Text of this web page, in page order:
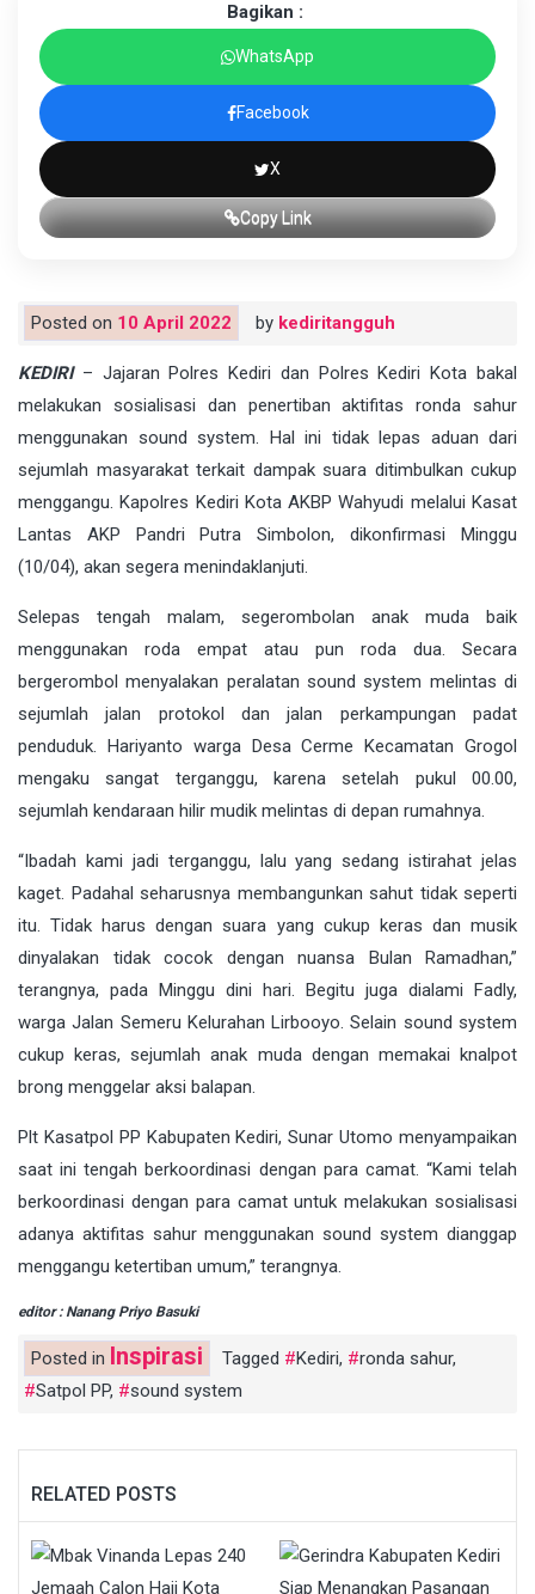
Bagikan :
WhatsApp
Facebook
X
Copy Link
Posted on 10 April 2022 by kediritangguh
KEDIRI– Jajaran Polres Kediri dan Polres Kediri Kota bakal
melakukan sosialisasi dan penertiban aktifitas ronda sahur
menggunakan sound system. Hal ini tidak lepas aduan dari
sejumlah masyarakat terkait dampak suara ditimbulkan cukup
menggangu. Kapolres Kediri Kota AKBP Wahyudi melalui Kasat
Lantas AKP Pandri Putra Simbolon, dikonfirmasi Minggu
(10/04), akan segera menindaklanjuti.
Selepas tengah malam, segerombolan anak muda baik
menggunakan roda empat atau pun roda dua. Secara
bergerombol menyalakan peralatan sound system melintas di
sejumlah jalan protokol dan jalan perkampungan padat
penduduk. Hariyanto warga Desa Cerme Kecamatan Grogol
mengaku sangat terganggu, karena setelah pukul 00.00,
sejumlah kendaraan hilir mudik melintas di depan rumahnya.
“Ibadah kami jadi terganggu, lalu yang sedang istirahat jelas
kaget. Padahal seharusnya membangunkan sahut tidak seperti
itu. Tidak harus dengan suara yang cukup keras dan musik
dinyalakan tidak cocok dengan nuansa Bulan Ramadhan,”
terangnya, pada Minggu dini hari. Begitu juga dialami Fadly,
warga Jalan Semeru Kelurahan Lirbooyo. Selain sound system
cukup keras, sejumlah anak muda dengan memakai knalpot
brong menggelar aksi balapan.
Plt Kasatpol PP Kabupaten Kediri, Sunar Utomo menyampaikan
saat ini tengah berkoordinasi dengan para camat. “Kami telah
berkoordinasi dengan para camat untuk melakukan sosialisasi
adanya aktifitas sahur menggunakan sound system dianggap
menggangu ketertiban umum,” terangnya.
editor : Nanang Priyo Basuki
Posted in Inspirasi Tagged Kediri, ronda sahur,
Satpol PP, sound system
RELATED POSTS